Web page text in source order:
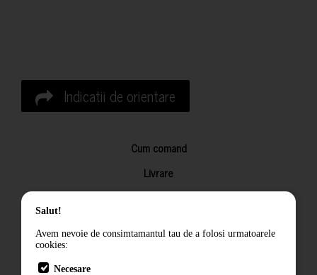
Indicatii de orientare
Cum comand
Livrare
Returnarea produselor
Salut!
Avem nevoie de consimtamantul tau de a folosi urmatoarele
cookies:
Necesare